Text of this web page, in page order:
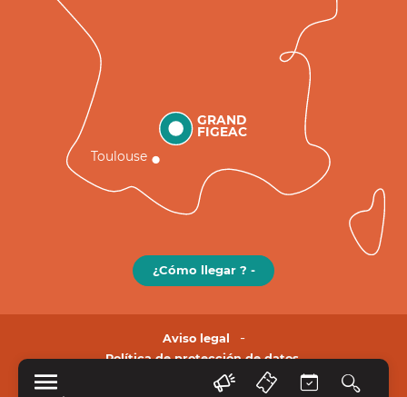
GRAND
FIGEAC
Toulouse
¿Cómo llegar ? -
Aviso legal
Política de protección de datos.